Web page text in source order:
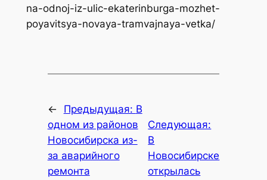
na-odnoj-iz-ulic-ekaterinburga-mozhet-
poyavitsya-novaya-tramvajnaya-vetka/
← Предыдущая: В
одном из районов
Новосибирска из-
за аварийного
ремонта
Следующая:
В
Новосибирске
открылась